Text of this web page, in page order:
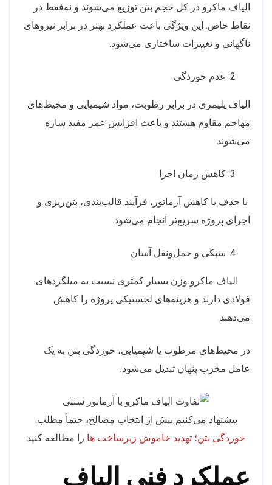
الیاف ماکرو در کل حجم بتن توزیع می‌شوند و نه‌فقط در
نقاط خاص. این ویژگی باعث عملکرد بهتر در برابر نیروهای
ناگهانی و تغییرات ساختاری می‌شود.
عدم خوردگی
الیاف پلیمری در برابر رطوبت، مواد شیمیایی و محیط‌های
مهاجم مقاوم هستند و باعث افزایش عمر مفید سازه
می‌شوند.
کاهش زمان اجرا
با حذف یا کاهش آرماتور، فرآیند قالب‌بندی، بتن‌ریزی و
اجرای پروژه سریع‌تر انجام می‌شود.
سبکی و حمل‌ونقل آسان
الیاف ماکرو وزن بسیار کمتری نسبت به میلگردهای
فولادی دارند و هزینه‌های لجستیکی پروژه را کاهش
می‌دهند.
در محیط‌های مرطوب یا شیمیایی، خوردگی بتن به یک
عامل مخرب پنهان تبدیل می‌شود.
.پیشنهاد می‌کنیم پیش از انتخاب مصالح، حتماً مطلب
خوردگی بتن؛ تهدید خاموش زیرساخت ها را مطالعه کنید
عملکرد فنی الیاف